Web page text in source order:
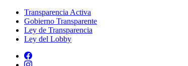
Transparencia Activa
Gobierno Transparente
Ley de Transparencia
Ley del Lobby